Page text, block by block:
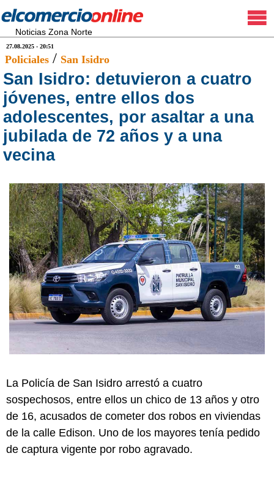
Noticias Zona Norte
27.08.2025 - 20:51
Policiales / San Isidro
San Isidro: detuvieron a cuatro
jóvenes, entre ellos dos
adolescentes, por asaltar a una
jubilada de 72 años y a una
vecina
La Policía de San Isidro arrestó a cuatro
sospechosos, entre ellos un chico de 13 años y otro
de 16, acusados de cometer dos robos en viviendas
de la calle Edison. Uno de los mayores tenía pedido
de captura vigente por robo agravado.